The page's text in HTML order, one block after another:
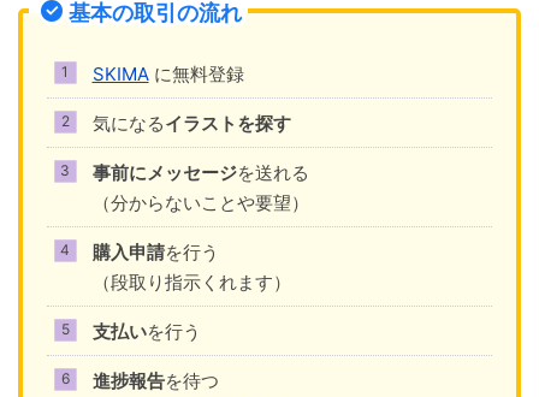
基本の取引の流れ
SKIMA に無料登録
気になるイラストを探す
事前にメッセージを送れる
（分からないことや要望）
購入申請を行う
（段取り指示くれます）
支払いを行う
進捗報告を待つ